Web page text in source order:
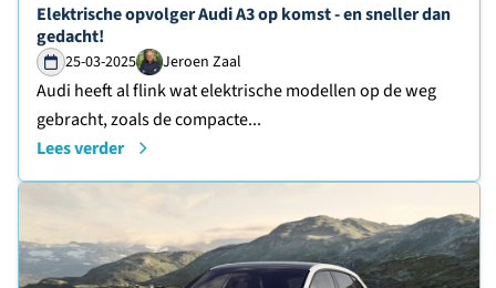
Lees verder over
Elektrische opvolger Audi A3 op komst - en sneller dan
gedacht!
25-03-2025 Jeroen Zaal
Audi heeft al flink wat elektrische modellen op de weg
gebracht, zoals de compacte...
Lees verder